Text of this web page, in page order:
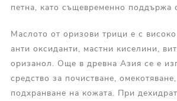
петна, като същевременно поддържа
Маслото от оризови трици е с
анти оксиданти, мастни киселини,
оризанол. Още в древна Азия се е
средство за почистване,
подхранване на кожата. При